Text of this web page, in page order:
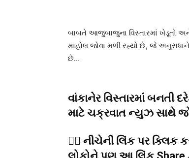
બાબતે આજુબાજુના વિસ્તારમાં ખેડૂતો
માહોલ જોવા મળી રહ્યો છે, જે અનુસંધાને
છે…
વાંકાનેર વિસ્તારમાં બનતી
માટે ચક્રવાત ન્યુઝ સાથે
👉🏻 નીચેની લિંક પર